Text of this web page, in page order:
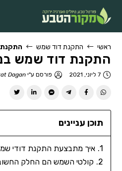
ראשי התקנת דוד שמש
התקנת דוד שמש
7 ליוני, 2021 פורסם ע"יDagan
תוכן עניינים
איך מתבצעת התקנת דודי
קולטי השמש הם החלק